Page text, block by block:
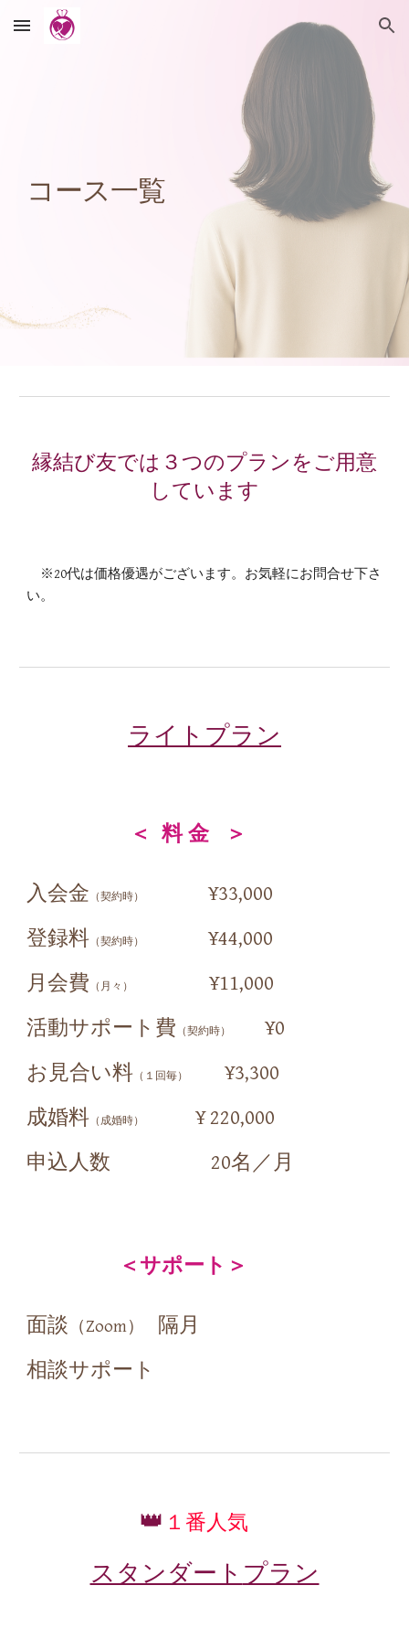
Skip to main content Skip to navigation
コース一覧
縁結び友では３つのプランをご用意
しています
※20代は価格優遇がございます。お気軽にお問合せ下さ
い。
ライトプラン
＜ 料 金 ＞
入会金 （契約時）
¥33,000
登録料 （契約時）
¥44,000
月会費
（月々）
¥11,000
活動サポート費
（契約時）
¥0
お見合い料 （１回毎）
¥3,300
成婚料 （成婚時）
¥ 220,000
申込人数 20名／月
＜サポート＞
面談 （Zoom） 隔月
相談サポート
👑 １番人気
スタンダート プラン